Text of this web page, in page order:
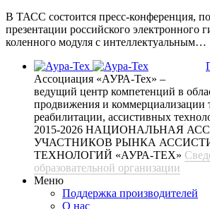
В ТАСС состоится пресс-конференция,
презентации российского электронного
коленного модуля с интеллектуальным…
Ассоциация «АУРА-Тех» –
ведущий центр компетенций в
продвижения и коммерциализации
реабилитации, ассистивных
2015-2026 НАЦИОНАЛЬНАЯ
УЧАСТНИКОВ РЫНКА
ТЕХНОЛОГИЙ «АУРА-ТЕХ»
образовательной организации
Меню
Поддержка производителей
О нас